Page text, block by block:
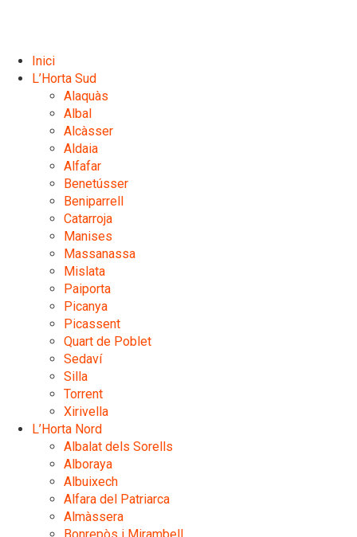
Inici
L’Horta Sud
Alaquàs
Albal
Alcàsser
Aldaia
Alfafar
Benetússer
Beniparrell
Catarroja
Manises
Massanassa
Mislata
Paiporta
Picanya
Picassent
Quart de Poblet
Sedaví
Silla
Torrent
Xirivella
L’Horta Nord
Albalat dels Sorells
Alboraya
Albuixech
Alfara del Patriarca
Almàssera
Bonrepòs i Mirambell